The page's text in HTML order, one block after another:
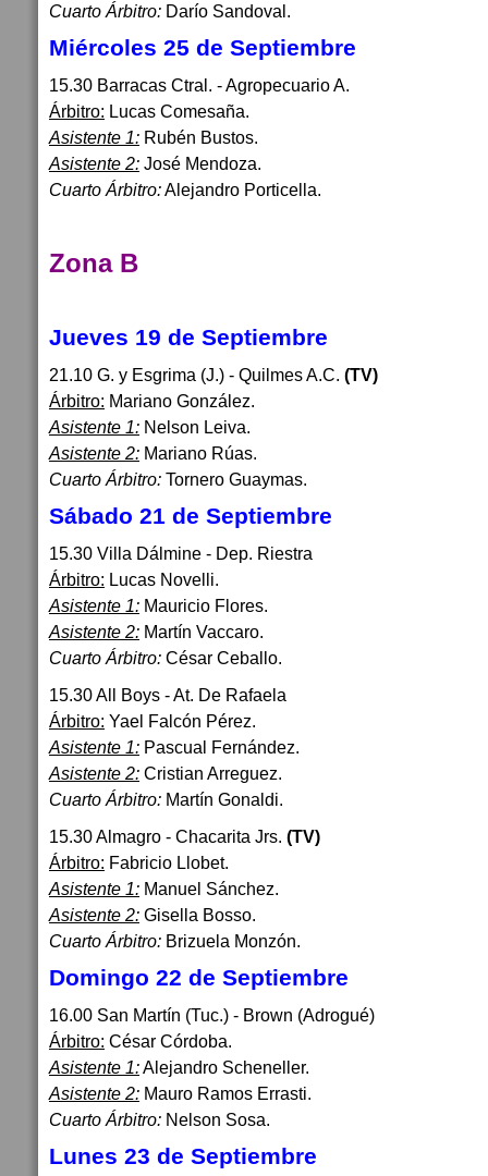
Cuarto Árbitro: Darío Sandoval.
Miércoles 25 de Septiembre
15.30 Barracas Ctral. - Agropecuario A.
Árbitro: Lucas Comesaña.
Asistente 1: Rubén Bustos.
Asistente 2: José Mendoza.
Cuarto Árbitro:Alejandro Porticella.
Zona B
Jueves 19 de Septiembre
21.10 G. y Esgrima (J.) - Quilmes A.C. (TV)
Árbitro: Mariano González.
Asistente 1: Nelson Leiva.
Asistente 2: Mariano Rúas.
Cuarto Árbitro: Tornero Guaymas.
Sábado 21 de Septiembre
15.30 Villa Dálmine - Dep. Riestra
Árbitro: Lucas Novelli.
Asistente 1: Mauricio Flores.
Asistente 2: Martín Vaccaro.
Cuarto Árbitro: César Ceballo.
15.30 All Boys - At. De Rafaela
Árbitro: Yael Falcón Pérez.
Asistente 1: Pascual Fernández.
Asistente 2: Cristian Arreguez.
Cuarto Árbitro: Martín Gonaldi.
15.30 Almagro - Chacarita Jrs. (TV)
Árbitro: Fabricio Llobet.
Asistente 1: Manuel Sánchez.
Asistente 2: Gisella Bosso.
Cuarto Árbitro: Brizuela Monzón.
Domingo 22 de Septiembre
16.00 San Martín (Tuc.) - Brown (Adrogué)
Árbitro: César Córdoba.
Asistente 1:Alejandro Scheneller.
Asistente 2: Mauro Ramos Errasti.
Cuarto Árbitro: Nelson Sosa.
Lunes 23 de Septiembre